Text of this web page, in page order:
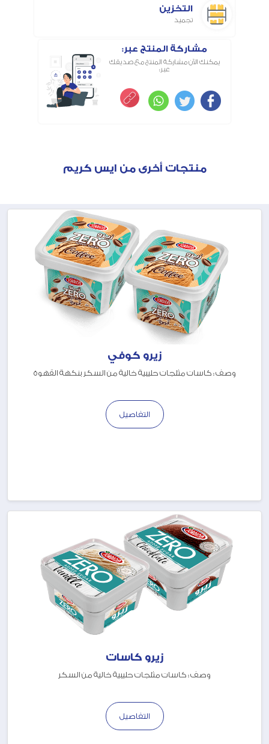
التخزين
تجميد
مشاركة المنتج عبر:
يمكنك الآن مشاركة المنتج مع صديقك
عبر:
منتجات أخرى من ايس كريم
زيرو كوفي
وصف : كاسات مثلجات حليبية خالية من السكر بنكهة القهوة
التفاصيل
زيرو كاسات
وصف : كاسات مثلجات حليبية خالية من السكر
التفاصيل